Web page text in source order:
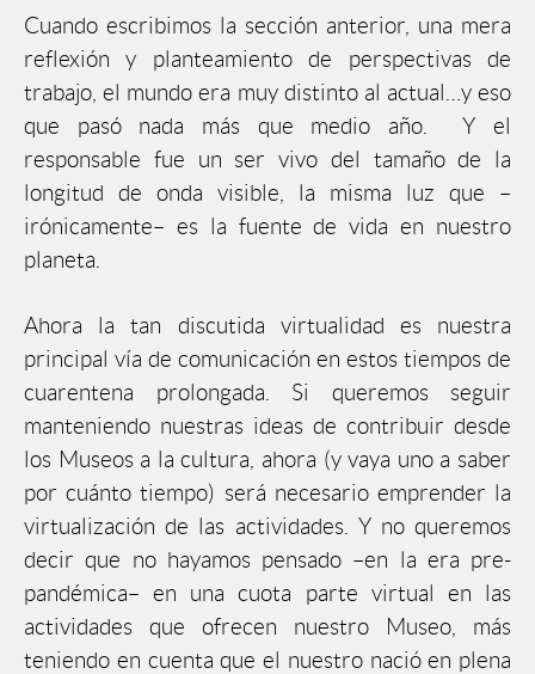
Cuando escribimos la sección anterior, una mera
reflexión y planteamiento de perspectivas de
trabajo, el mundo era muy distinto al actual…y eso
que pasó nada más que medio año. Y el
responsable fue un ser vivo del tamaño de la
longitud de onda visible, la misma luz que –
irónicamente– es la fuente de vida en nuestro
planeta.
Ahora la tan discutida virtualidad es nuestra
principal vía de comunicación en estos tiempos de
cuarentena prolongada. Si queremos seguir
manteniendo nuestras ideas de contribuir desde
los Museos a la cultura, ahora (y vaya uno a saber
por cuánto tiempo) será necesario emprender la
virtualización de las actividades. Y no queremos
decir que no hayamos pensado –en la era pre-
pandémica– en una cuota parte virtual en las
actividades que ofrecen nuestro Museo, más
teniendo en cuenta que el nuestro nació en plena